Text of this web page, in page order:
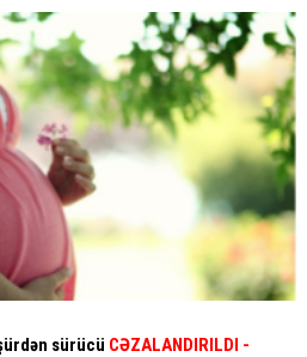
sürücü CƏZALANDIRILDI -